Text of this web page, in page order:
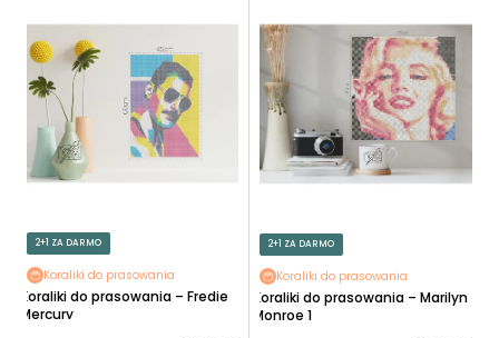
W
N
P
O
D
U
K
T
O
U
K
T
Ó
2+1 ZA DARMO
Koraliki do prasowania
Koraliki do prasowania – Fredie
Mercury
2+1 ZA DARMO
Koraliki do prasowania
Koraliki do prasowania – Marilyn
Monroe 1